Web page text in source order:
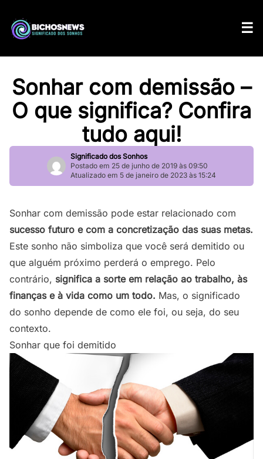
Sonhar com demissão –
O que significa? Confira
tudo aqui!
Significado dos Sonhos
Postado em 25 de junho de 2019 às 09:50
Atualizado em 5 de janeiro de 2023 às 15:24
Sonhar com demissão pode estar relacionado com
sucesso futuro e com a concretização das suas metas.
Este sonho não simboliza que você será demitido ou
que alguém próximo perderá o emprego. Pelo
contrário, significa a sorte em relação ao trabalho, às
finanças e à vida como um todo. Mas, o significado
do sonho depende de como ele foi, ou seja, do seu
contexto.
Sonhar que foi demitido